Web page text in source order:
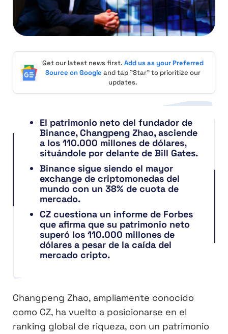
Get our latest news first. Add us as your Preferred
Source on Google and tap "Star" to prioritize our
updates.
El patrimonio neto del fundador de
Binance, Changpeng Zhao, asciende
a los 110.000 millones de dólares,
situándole por delante de Bill Gates.
Binance sigue siendo el mayor
exchange de criptomonedas del
mundo con un 38% de cuota de
mercado.
CZ cuestiona un informe de Forbes
que afirma que su patrimonio neto
superó los 110.000 millones de
dólares a pesar de la caída del
mercado cripto.
Changpeng Zhao, ampliamente conocido
como CZ, ha vuelto a posicionarse en el
ranking global de riqueza, con un patrimonio